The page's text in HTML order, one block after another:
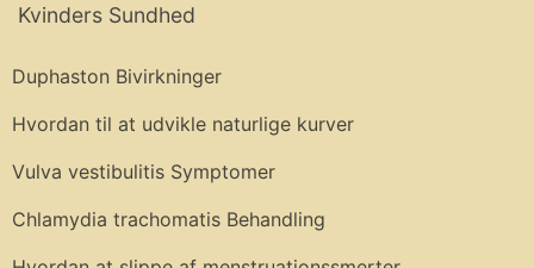
Kvinders Sundhed
Duphaston Bivirkninger
Hvordan til at udvikle naturlige kurver
Vulva vestibulitis Symptomer
Chlamydia trachomatis Behandling